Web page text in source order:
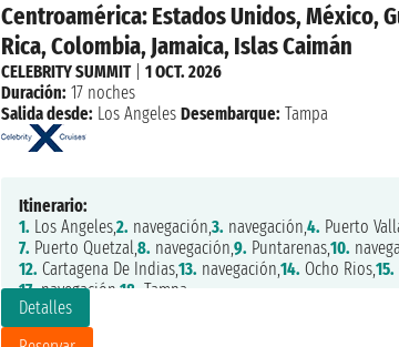
Centroamérica: Estados Unidos, México,
Rica, Colombia, Jamaica, Islas Caimán
Detalles
CELEBRITY SUMMIT| 1 OCT. 2026
Duración: 17 noches
Salida desde: Los Angeles Desembarque: Tampa
Itinerario:
1. Los Angeles,2. navegación,3. navegación,4. Puerto
7. Puerto Quetzal,8. navegación,9. Puntarenas,10.
12. Cartagena De Indias,13. navegación,14. Ocho Rios,15.
17.navegación, 18. Tampa